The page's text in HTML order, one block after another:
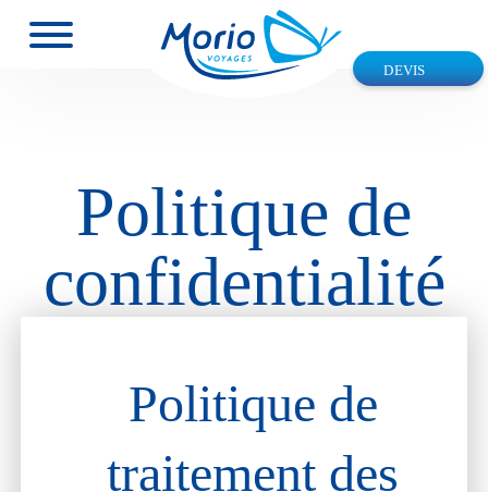
DEVIS
Politique de
confidentialité
Politique de
traitement des